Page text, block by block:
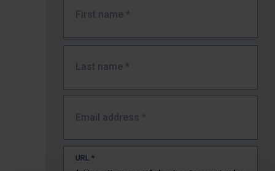
First name *
Last name *
Email address *
URL *